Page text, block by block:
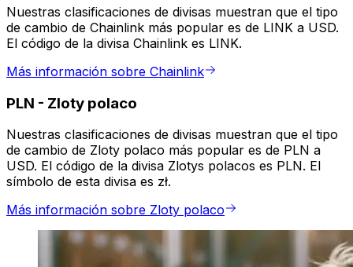
Nuestras clasificaciones de divisas muestran que el tipo
de cambio de Chainlink más popular es de LINK a USD.
El código de la divisa Chainlink es LINK.
Más información sobre Chainlink
PLN - Zloty polaco
Nuestras clasificaciones de divisas muestran que el tipo
de cambio de Zloty polaco más popular es de PLN a
USD. El código de la divisa Zlotys polacos es PLN. El
símbolo de esta divisa es zł.
Más información sobre Zloty polaco